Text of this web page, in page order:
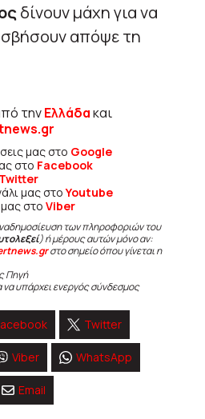
δίνουν μάχη για να
απόψε τη
τηνΕλλάδακαι
μας στο Google
στο Facebook
Twitter
μας στοYoutube
μας στο Viber
των πληροφοριών του
) ή μέρους αυτών μόνο αν:
στο σημείο όπου γίνεται η
Πηγή
να υπάρχει ενεργός σύνδεσμος
Twitter
Viber WhatsApp
Email